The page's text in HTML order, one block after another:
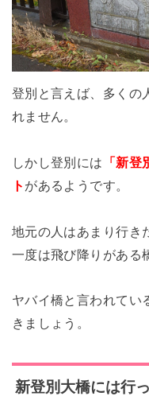
登別と言えば、多くの
れません。
しかし登別には 「新
ト があるようです。
地元の人はあまり行き
一度は飛び降りがある
ヤバイ橋と言われてい
きましょう。
新登別大橋には行